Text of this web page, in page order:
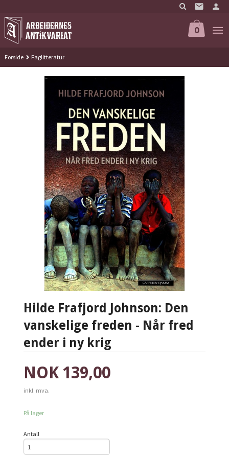
til
innholdet
0
Forside Faglitteratur
Hilde Frafjord Johnson: Den
vanskelige freden - Når fred
ender i ny krig
Pris
NOK 139,00
inkl. mva.
På lager
Antall